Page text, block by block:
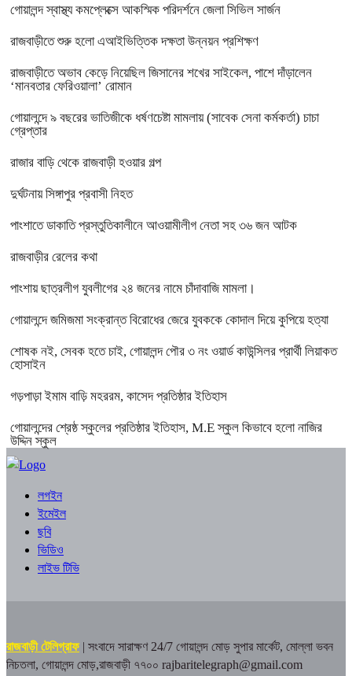
গোয়ালন্দ স্বাস্থ্য কমপ্লেক্সে আকস্মিক পরিদর্শনে জেলা সিভিল সার্জন
রাজবাড়ীতে শুরু হলো এআইভিত্তিক দক্ষতা উন্নয়ন প্রশিক্ষণ
রাজবাড়ীতে অভাব কেড়ে নিয়েছিল জিসানের শখের সাইকেল, পাশে দাঁড়ালেন
‘মানবতার ফেরিওয়ালা’ রোমান
গোয়ালন্দে ৯ বছরের ভাতিজীকে ধর্ষণচেষ্টা মামলায় (সাবেক সেনা কর্মকর্তা) চাচা
গ্রেপ্তার
রাজার বাড়ি থেকে রাজবাড়ী হওয়ার গল্প
দুর্ঘটনায় সিঙ্গাপুর প্রবাসী নিহত
পাংশাতে ডাকাতি প্রস্তুতিকালীনে আওয়ামীলীগ নেতা সহ ৩৬ জন আটক
রাজবাড়ীর রেলের কথা
পাংশায় ছাত্রলীগ যুবলীগের ২৪ জনের নামে চাঁদাবাজি মামলা।
গোয়ালন্দে জমিজমা সংক্রান্ত বিরোধের জেরে যুবককে কোদাল দিয়ে কুপিয়ে হত্যা
শোষক নই, সেবক হতে চাই, গোয়ালন্দ পৌর ৩ নং ওয়ার্ড কাউন্সিলর প্রার্থী লিয়াকত
হোসাইন
গড়পাড়া ইমাম বাড়ি মহররম, কাসেদ প্রতিষ্ঠার ইতিহাস
গোয়ালন্দের শ্রেষ্ঠ স্কুলের প্রতিষ্ঠার ইতিহাস, M.E স্কুল কিভাবে হলো নাজির
উদ্দিন স্কুল
লগইন
ইমেইল
ছবি
ভিডিও
লাইভ টিভি
রাজবাড়ী টেলিগ্রাফ | সংবাদে সারাক্ষণ 24/7 গোয়ালন্দ মোড় সুপার মার্কেট, মোল্লা ভবন
নিচতলা, গোয়ালন্দ মোড়,রাজবাড়ী ৭৭০০ rajbaritelegraph@gmail.com